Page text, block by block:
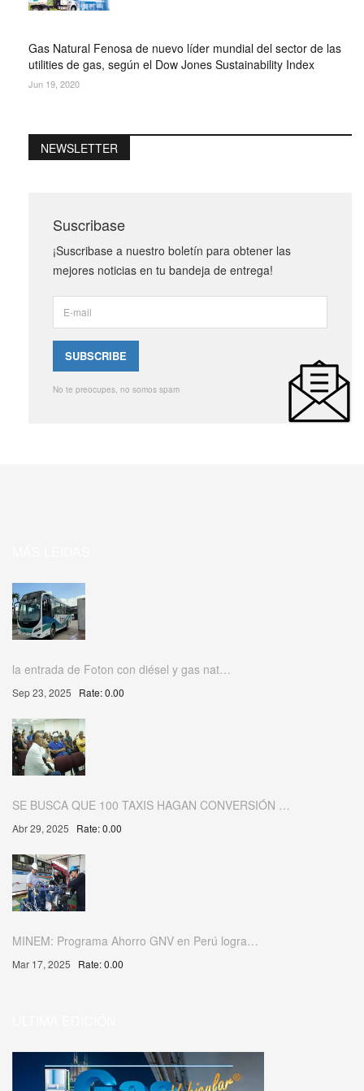
Gas Natural Fenosa de nuevo líder mundial del sector de las
utilities de gas, según el Dow Jones Sustainability Index
Jun 19, 2020
NEWSLETTER
Suscribase
¡Suscribase a nuestro boletín para obtener las
mejores noticias en tu bandeja de entrega!
No te preocupes, no somos spam
la entrada de Foton con diésel y gas nat…
Sep 23, 2025 Rate: 0.00
SE BUSCA QUE 100 TAXIS HAGAN CONVERSIÓN …
Abr 29, 2025 Rate: 0.00
MINEM: Programa Ahorro GNV en Perú logra…
Mar 17, 2025 Rate: 0.00